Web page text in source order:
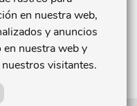
en nuestra web,
y anuncios
en nuestra web y
visitantes.